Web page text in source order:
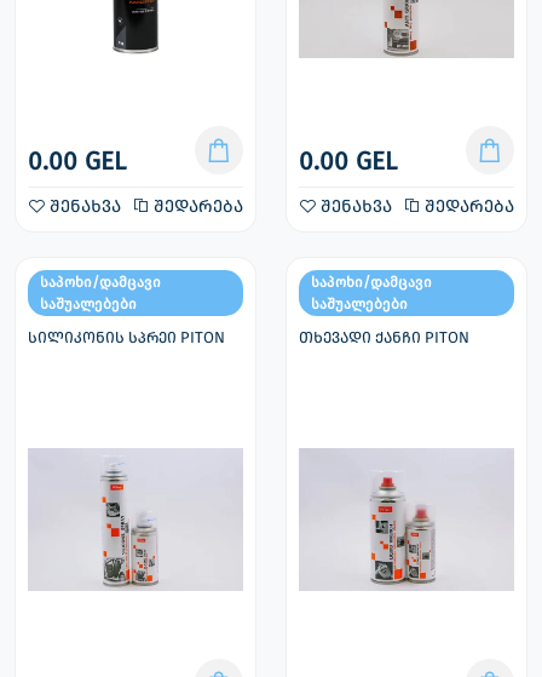
0.00 GEL
შენახვა შედარება
0.00 GEL
შენახვა შედარება
საპოხი/დამცავი
საშუალებები
სილიკონის სპრეი PITON
საპოხი/დამცავი
საშუალებები
თხევადი ქანჩი PITON